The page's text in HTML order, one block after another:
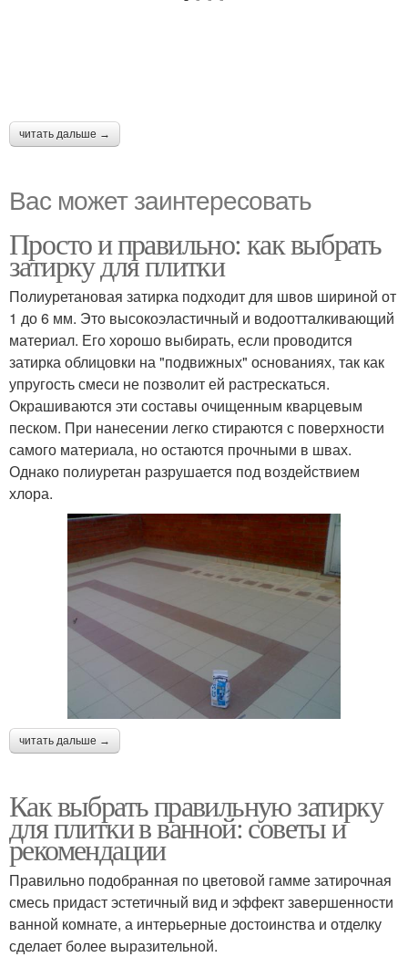
читать дальше →
Вас может заинтересовать
Просто и правильно: как выбрать
затирку для плитки
Полиуретановая затирка подходит для швов шириной от
1 до 6 мм. Это высокоэластичный и водоотталкивающий
материал. Его хорошо выбирать, если проводится
затирка облицовки на "подвижных" основаниях, так как
упругость смеси не позволит ей растрескаться.
Окрашиваются эти составы очищенным кварцевым
песком. При нанесении легко стираются с поверхности
самого материала, но остаются прочными в швах.
Однако полиуретан разрушается под воздействием
хлора.
читать дальше →
Как выбрать правильную затирку
для плитки в ванной: советы и
рекомендации
Правильно подобранная по цветовой гамме затирочная
смесь придаст эстетичный вид и эффект завершенности
ванной комнате, а интерьерные достоинства и отделку
сделает более выразительной.